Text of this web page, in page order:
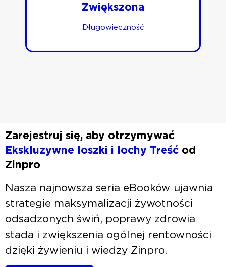
Zwiększona
Długowieczność
Zarejestruj się, aby otrzymywać
Ekskluzywne loszki i lochy Treść od
Zinpro
Nasza najnowsza seria eBooków ujawnia
strategie maksymalizacji żywotności
odsadzonych świń, poprawy zdrowia
stada i zwiększenia ogólnej rentowności
dzięki żywieniu i wiedzy Zinpro.